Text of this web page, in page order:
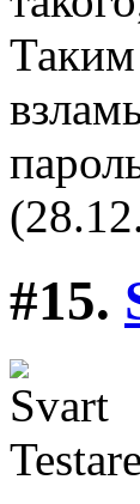
#15.